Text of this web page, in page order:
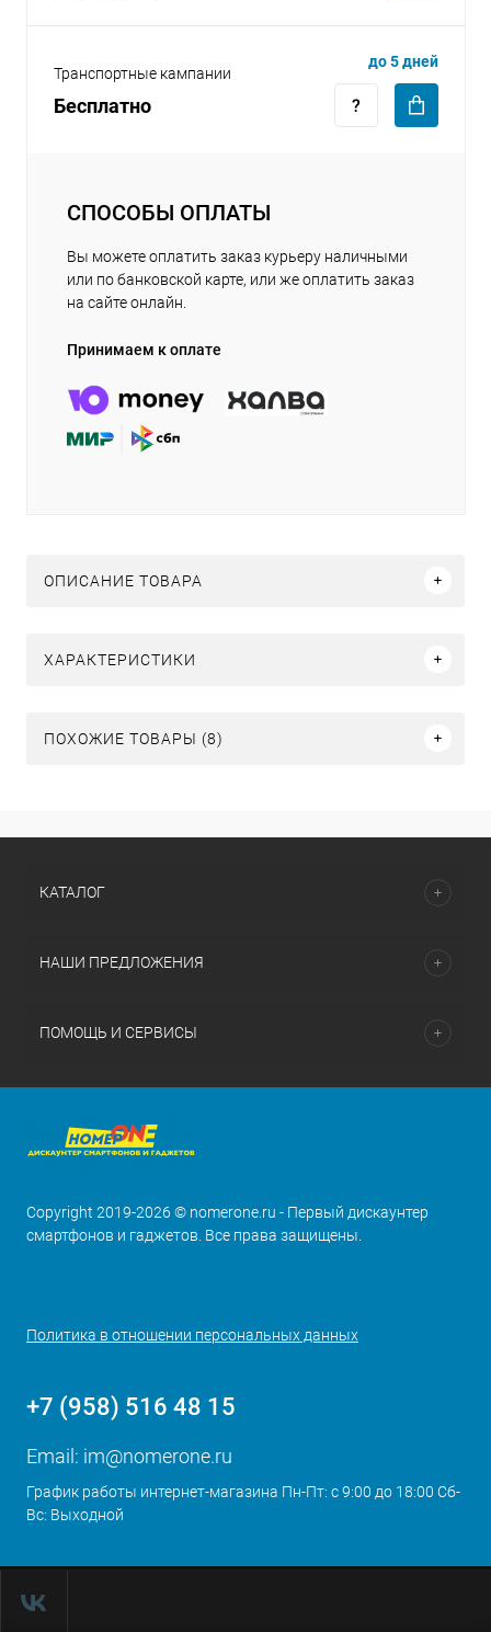
Транспортные кампании
Бесплатно
до 5 дней
СПОСОБЫ ОПЛАТЫ
Вы можете оплатить заказ курьеру наличными
или по банковской карте, или же оплатить заказ
на сайте онлайн.
Принимаем к оплате
ОПИСАНИЕ ТОВАРА
ХАРАКТЕРИСТИКИ
ПОХОЖИЕ ТОВАРЫ (8)
КАТАЛОГ
НАШИ ПРЕДЛОЖЕНИЯ
ПОМОЩЬ И СЕРВИСЫ
Copyright 2019-2026 © nomerone.ru - Первый дискаунтер
смартфонов и гаджетов. Все права защищены.
Политика в отношении персональных данных
+7 (958) 516 48 15
Email: im@nomerone.ru
График работы интернет-магазина Пн-Пт: с 9:00 до 18:00 Сб-
Вс: Выходной